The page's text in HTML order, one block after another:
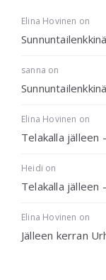
Elina Hovinen on
sanna on
Elina Hovinen on
Telakalla jälleen
Heidi on
Telakalla jälleen
Elina Hovinen on
Jälleen kerran